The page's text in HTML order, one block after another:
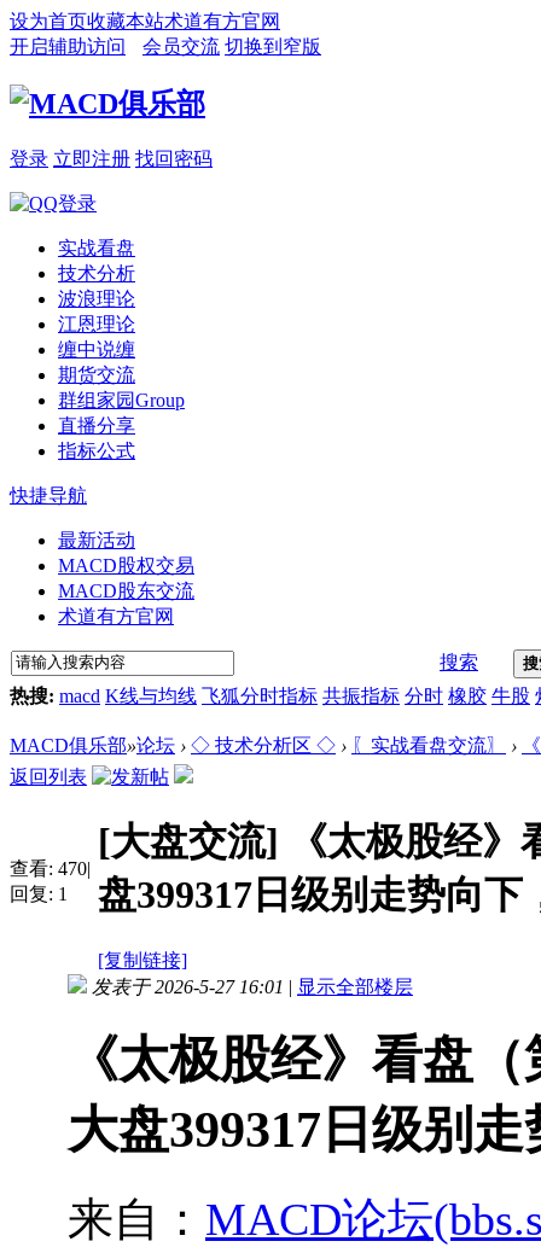
设为首页收藏本站术道有方官网
开启辅助访问
会员交流 切换到窄版
登录 立即注册 找回密码
实战看盘
技术分析
波浪理论
江恩理论
缠中说缠
期货交流
群组家园Group
直播分享
指标公式
快捷导航
最新活动
MACD股权交易
MACD股东交流
术道有方官网
搜索
热搜: macd K线与均线 飞狐分时指标 共振指标 分时 橡胶 牛股
MACD俱乐部»论坛 › ◇ 技术分析区 ◇ › 〖实战看盘交流〗 ›
返回列表
查看: 470|
回复: 1
[大盘交流]
《太极股经
盘399317日级别走势向下
[复制链接]
发表于 2026-5-27 16:01 | 显示全部楼层
《太极股经》看盘
大盘399317日级别
来自： MACD论坛